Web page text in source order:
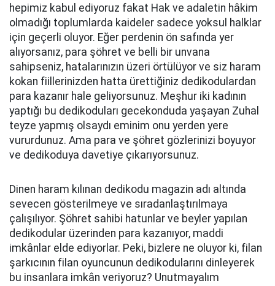
hepimiz kabul ediyoruz fakat Hak ve adaletin hâkim
olmadığı toplumlarda kaideler sadece yoksul halklar
için geçerli oluyor. Eğer perdenin ön safında yer
alıyorsanız, para şöhret ve belli bir unvana
sahipseniz, hatalarınızın üzeri örtülüyor ve siz haram
kokan fiillerinizden hatta ürettiğiniz dedikodulardan
para kazanır hale geliyorsunuz. Meşhur iki kadının
yaptığı bu dedikoduları gecekonduda yaşayan Zuhal
teyze yapmış olsaydı eminim onu yerden yere
vururdunuz. Ama para ve şöhret gözlerinizi boyuyor
ve dedikoduya davetiye çıkarıyorsunuz.
Dinen haram kılınan dedikodu magazin adı altında
sevecen gösterilmeye ve sıradanlaştırılmaya
çalışılıyor. Şöhret sahibi hatunlar ve beyler yapılan
dedikodular üzerinden para kazanıyor, maddi
imkânlar elde ediyorlar. Peki, bizlere ne oluyor ki, filan
şarkıcının filan oyuncunun dedikodularını dinleyerek
bu insanlara imkân veriyoruz? Unutmayalım